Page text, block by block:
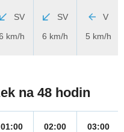
SV
km/h
SV
6 km/h
V
5 km/h
na 48 hodin
01:00
02:00
03:00